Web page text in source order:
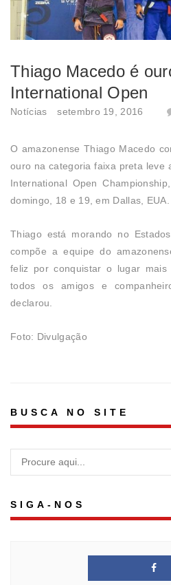
Thiago Macedo é
International Open
Notícias setembro 19, 2016
O amazonense Thiago Macedo
ouro na categoria faixa preta leve
International Open
domingo, 18 e 19, em Dallas, EUA.
Thiago está morando no
compõe a equipe do
feliz por conquistar o lugar
todos os amigos e
declarou.
Foto: Divulgação
BUSCA NO SITE
SIGA-NOS